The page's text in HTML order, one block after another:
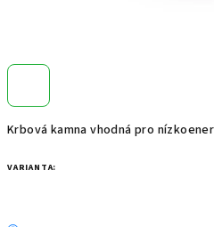
Krbová kamna vhodná pro
VARIANTA: